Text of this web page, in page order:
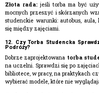
Złota rada: jeśli torba ma być
mocnych przeszyć i skórzanych
studenckie warunki: autobus,
się między zajęciami.
12. Czy Torba Studencka
Podróży?
Dobrze zaprojektowana torba
na uczelni. Sprawdzi się po
bibliotece, w pracy, na praktykach
wybierać modele, które nie